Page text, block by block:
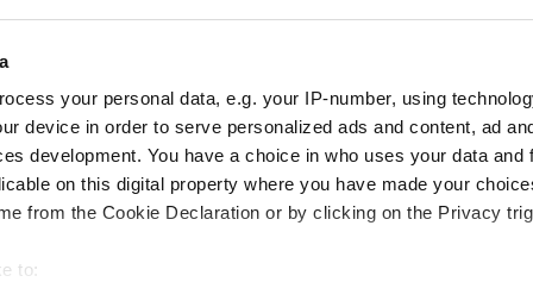
your personal data, e.g. your IP-number, using
device in order to serve personalized ads and content, ad
development. You have a choice in who uses your data and
on this digital property where you have made your
from the Cookie Declaration or by clicking on the Privacy
to:
avis
t traceypeace